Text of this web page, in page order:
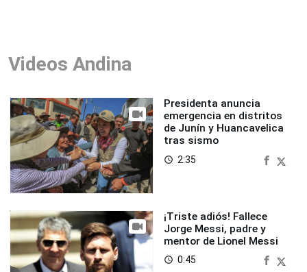
Videos Andina
Presidenta anuncia
emergencia en distritos
de Junín y Huancavelica
tras sismo
access_time 2:35
¡Triste adiós! Fallece
Jorge Messi, padre y
mentor de Lionel Messi
access_time 0:45